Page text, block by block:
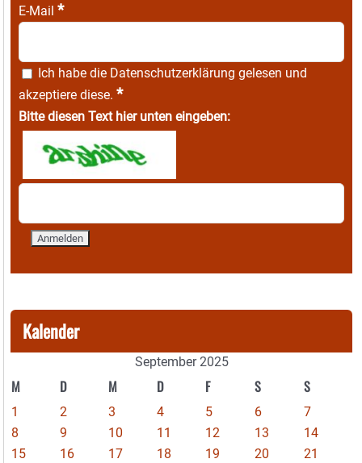
E-Mail *
Ich habe die Datenschutzerklärung gelesen und
akzeptiere diese. *
Bitte diesen Text hier unten eingeben:
Kalender
September 2025
M D M D F S S
1 2 3 4 5 6
7
8
9 10 11 12 13
14
15
16 17 18 19 20
21